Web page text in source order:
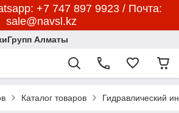
+7 747 897 9923 / Почта:
sale@navsl.kz
Алматы
Каталог товаров Гидравлический